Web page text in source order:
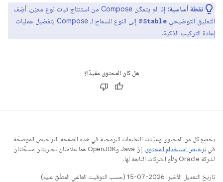
نقطة أساسية:
إذا لم يتمكّن Compose من استنتاج ثبات نوع معيّن، أضِف
التعليق التوضيحي @Stable
إلى النوع للسماح لـ Compose بتفضيل عمليات
إعادة التركيب الذكية.
هل كان المحتوى مفيدًا؟
يخضع كل من المحتوى وعيّنات التعليمات البرمجية في هذه الصفحة للتراخيص الموضحّة
فيترخيص استخدام المحتوى
. إنّ Java وOpenJDK هما علامتان تجاريتان مسجَّلتان
لشركة Oracle و/أو الشركات التابعة لها.
تاريخ التعديل الأخير: 2026-07-15 (حسب التوقيت العالمي المتفَّق عليه)